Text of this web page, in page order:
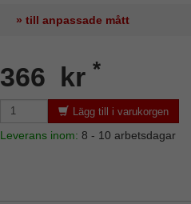
» till anpassade mått
366 kr *
Lägg till i varukorgen
Leverans inom: 8 - 10 arbetsdagar